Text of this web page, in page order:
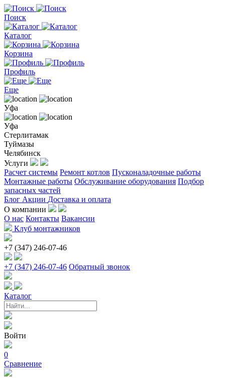
Поиск
Каталог
Корзина
Профиль
Еще
Уфа
Уфа
Стерлитамак
Туймазы
Челябинск
Услуги
Расчет системы Ремонт котлов Пусконаладочные работы
Монтажные работы Обслуживание оборудования Подбор
запасных частей
Блог Акции Доставка и оплата
О компании
О нас Контакты Вакансии
Клуб монтажников
+7 (347) 246-07-46
+7 (347) 246-07-46 Обратный звонок
Каталог
Войти
0
Сравнение